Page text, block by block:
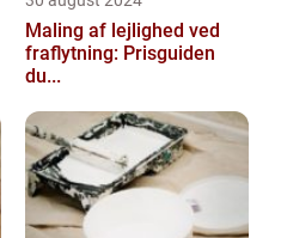
Maling af lejlighed ved
fraflytning: Prisguiden
du...